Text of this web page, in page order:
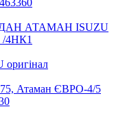
АТАМАН ISUZU
/4НК1
оригінал
Атаман ЄВРО-4/5